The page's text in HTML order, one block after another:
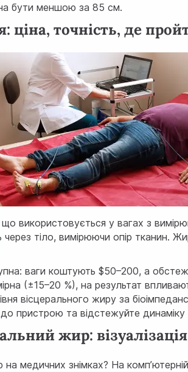
бути меншою за 85 см.
ціна, точність, де
використовується у вагах з
тіло, вимірюючи опір тканин.
ваги коштують $50–200, а
(±15–20 %), на результат
вісцерального жиру за
пристрою та відстежуйте динаміку
жир:
медичних знімках? На